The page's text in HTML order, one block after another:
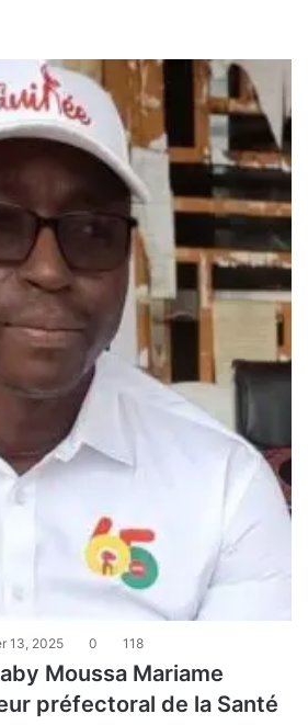
13, 2025 0 118
Moussa Mariame
préfectoral de la Santé